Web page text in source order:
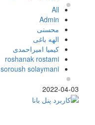
All
Admin
محسنی
الهه باغی
کیمیا امیراحمدی
roshanak rostami
soroush solaymani
2022-04-03